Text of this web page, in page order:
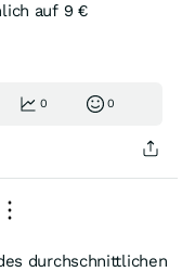
auf 9 €
0 0
durchschnittlichen